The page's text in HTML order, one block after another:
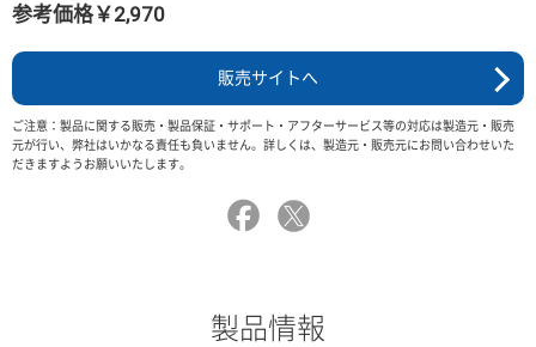
参考価格￥2,970
販売サイトへ
ご注意：製品に関する販売・製品保証・サポート・アフターサービス等の対応は製造元・販売
元が行い、弊社はいかなる責任も負いません。詳しくは、製造元・販売元にお問い合わせいた
だきますようお願いいたします。
製品情報